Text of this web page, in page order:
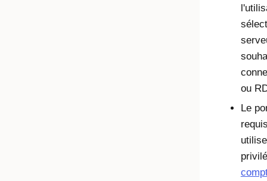
ou
Le